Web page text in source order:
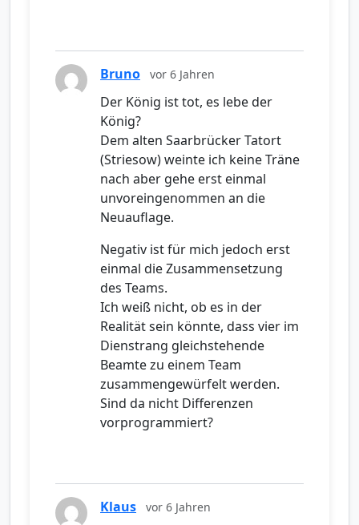
Bruno vor 6 Jahren
Der König ist tot, es lebe der
König?
Dem alten Saarbrücker Tatort
(Striesow) weinte ich keine Träne
nach aber gehe erst einmal
unvoreingenommen an die
Neuauflage.
Negativ ist für mich jedoch erst
einmal die Zusammensetzung
des Teams.
Ich weiß nicht, ob es in der
Realität sein könnte, dass vier im
Dienstrang gleichstehende
Beamte zu einem Team
zusammengewürfelt werden.
Sind da nicht Differenzen
vorprogrammiert?
Klaus vor 6 Jahren